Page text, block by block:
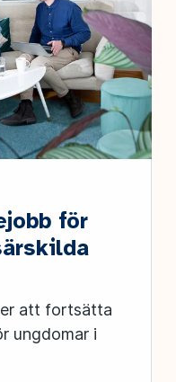
för
att fortsätta
ungdomar i